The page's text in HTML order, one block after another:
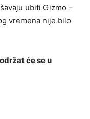
ubiti Gizmo –
vremena nije bilo
će se u